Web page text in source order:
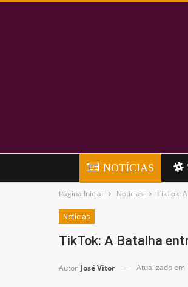
NOTÍCIAS
Página Inicial Notícias TikTok:
Notícias
TikTok: A Batalha
Autor José Vitor Atualizado em